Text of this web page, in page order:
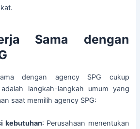
Sama dengan
dengan agency SPG cukup
langkah-langkah umum yang
saat memilih agency SPG:
kebutuhan: Perusahaan menentukan